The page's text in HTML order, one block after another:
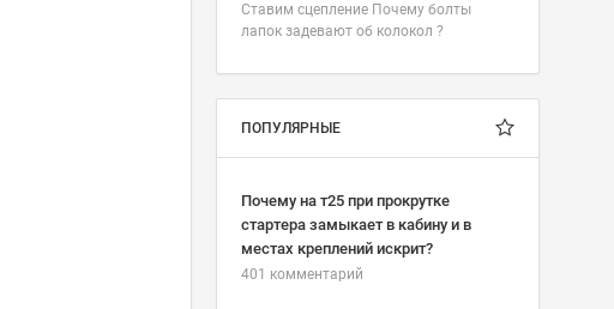
Ставим сцепление Почему болты
лапок задевают об колокол ?
ПОПУЛЯРНЫЕ
Почему на т25 при прокрутке
стартера замыкает в кабину и в
местах креплений искрит?
401 комментарий